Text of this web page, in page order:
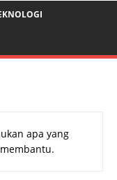
apa yang